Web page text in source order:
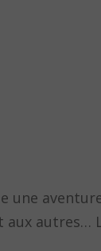
une
autres…